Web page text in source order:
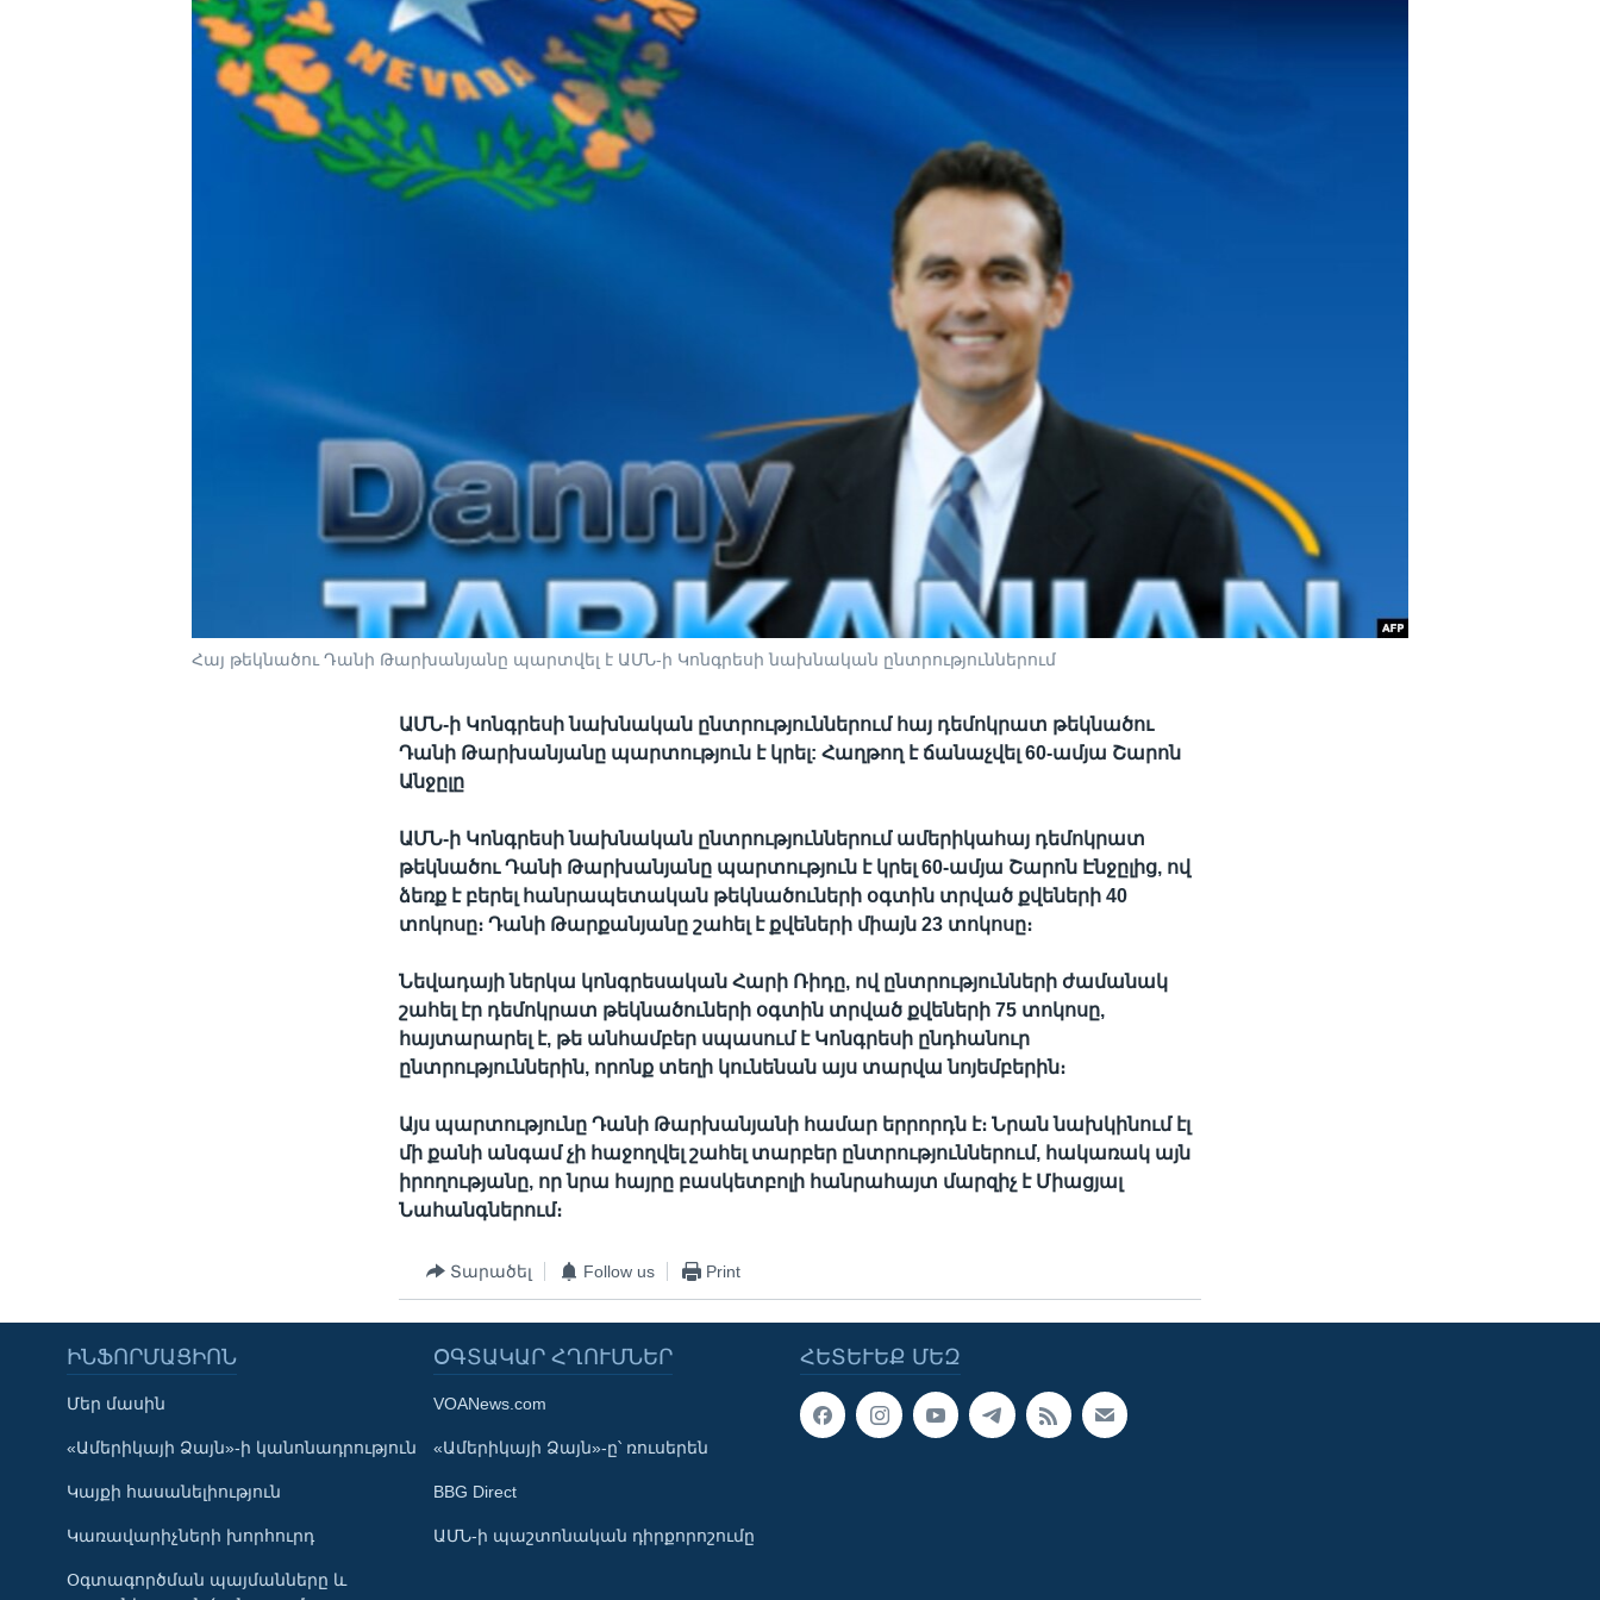
Learning English
ՀԵՏԵՒԵՔ ՄԵԶ
Հայ թեկնածու Դանի Թարխանյանը պարտվել է ԱՄՆ-ի Կոնգրեսի նախնական ընտրություններում
ԱՄՆ-ի Կոնգրեսի նախնական ընտրություններում հայ դեմոկրատ թեկնածու
Դանի Թարխանյանը պարտություն է կրել: Հաղթող է ճանաչվել 60-ամյա Շարոն
Անջըլը
ԱՄՆ-ի Կոնգրեսի նախնական ընտրություններում ամերիկահայ դեմոկրատ
թեկնածու Դանի Թարխանյանը պարտություն է կրել60-ամյա Շարոն Էնջըլից, ով
ձեռք է բերել հանրապետական թեկնածուների օգտին տրված քվեների 40
տոկոսը։ Դանի Թարքանյանը շահել է քվեների միայն 23 տոկոսը։
Նեվադայի ներկա կոնգրեսական Հարի Ռիդը, ով ընտրությունների ժամանակ
շահել էր դեմոկրատ թեկնածուների օգտին տրված քվեների 75 տոկոսը,
հայտարարել է, թե անհամբեր սպասում է Կոնգրեսի ընդհանուր
ընտրություններին, որոնք տեղի կունենան այս տարվա նոյեմբերին։
Այս պարտությունը Դանի Թարխանյանի համար երրորդն է։ Նրան նախկինում էլ
մի քանի անգամ չի հաջողվել շահել տարբեր ընտրություններում, հակառակ այն
իրողությանը, որ նրա հայրը բասկետբոլի հանրահայտ մարզիչ է Միացյալ
Նահանգներում։
Տարածել Follow us Print
ՀԵՏԵՒԵՔ ՄԵԶ
ԻՆՖՈՐՄԱՑԻՈՆ
Մեր մասին
«Ամերիկայի Ձայն»-ի կանոնադրություն
Կայքի հասանելիություն
Կառավարիչների խորհուրդ
Օգտագործման պայմանները և
ՕԳՏԱԿԱՐ ՀՂՈՒՄՆԵՐ
VOANews.com
«Ամերիկայի Ձայն»-ը՝ ռուսերեն
BBG Direct
ԱՄՆ-ի պաշտոնական դիրքորոշումը